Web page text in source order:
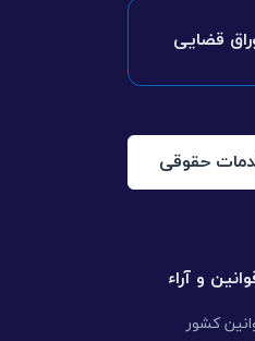
قضایی
حقوقی
و آراء
کشور